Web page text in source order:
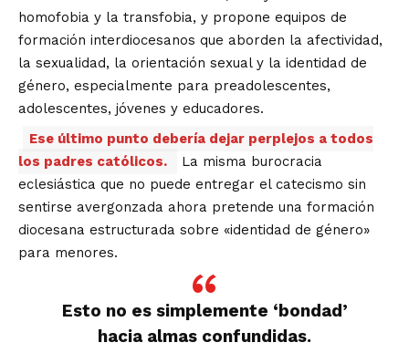
homofobia y la transfobia, y propone equipos de
formación interdiocesanos que aborden la afectividad,
la sexualidad, la orientación sexual y la identidad de
género, especialmente para preadolescentes,
adolescentes, jóvenes y educadores.
Ese último punto debería dejar perplejos a todos
los padres católicos.
La misma burocracia
eclesiástica que no puede entregar el catecismo sin
sentirse avergonzada ahora pretende una formación
diocesana estructurada sobre «identidad de género»
para menores.
Esto no es simplemente ‘bondad’
hacia almas confundidas.